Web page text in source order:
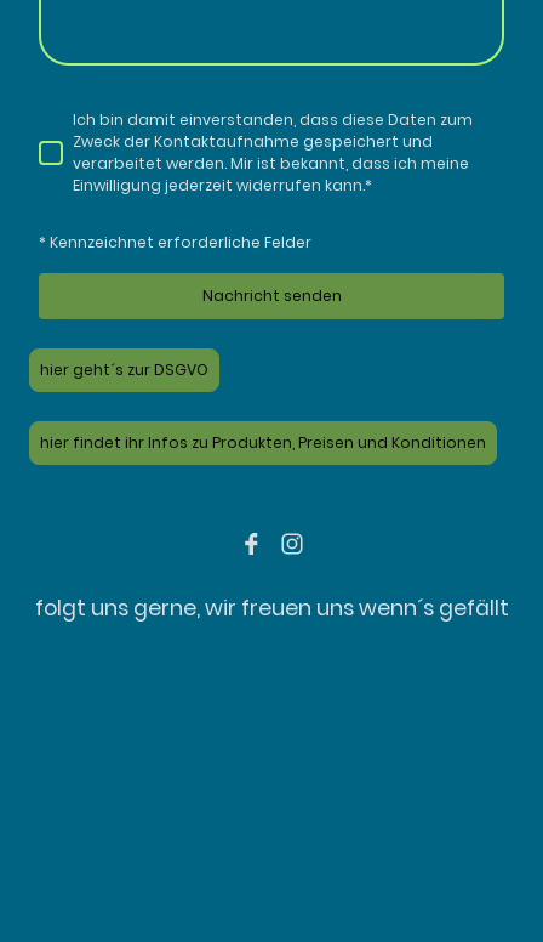
Ich bin damit einverstanden, dass diese Daten zum
Zweck der Kontaktaufnahme gespeichert und
verarbeitet werden. Mir ist bekannt, dass ich meine
Einwilligung jederzeit widerrufen kann.*
* Kennzeichnet erforderliche Felder
Nachricht senden
hier geht´s zur DSGVO
hier findet ihr Infos zu Produkten, Preisen und Konditionen
folgt uns gerne, wir freuen uns wenn´s gefällt